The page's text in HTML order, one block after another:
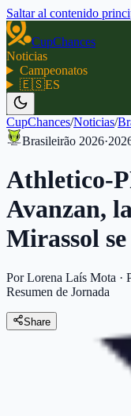
Saltar al contenido
CupChances
Noticias
Campeonatos
🇪🇸ES
CupChances/Noticias/
Brasileirão 2026·
Athletico-
Avanzan,
Mirassol
Por Lorena Laís Mota ·
Resumen de Jornada
Share